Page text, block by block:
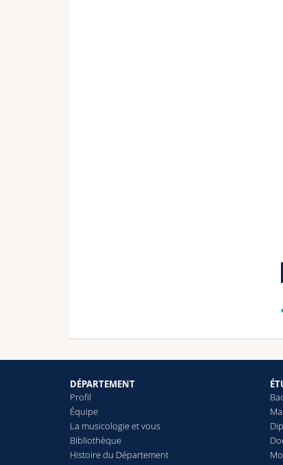
DÉPARTEMENT
Profil
Équipe
La musicologie et vous
Bibliothèque
Histoire du Département